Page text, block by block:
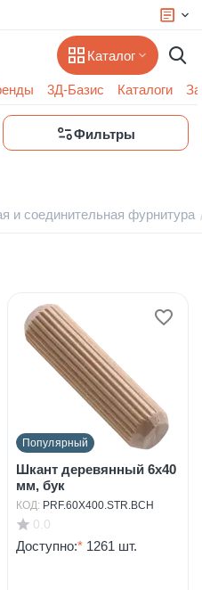
Каталог
3Д-Базис Каталоги
Фильтры
и соединительная фурнитура
Популярный
Шкант деревянный 6х40
мм, бук
КОД: PRF.60X400.STR.BCH
0.0
Доступно:* 1261 шт.